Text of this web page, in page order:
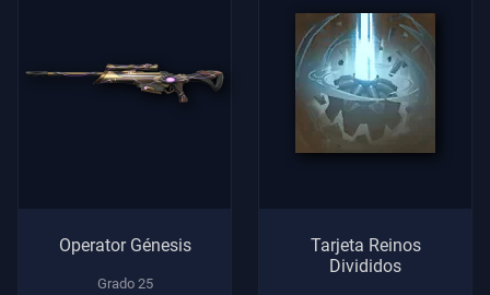
Operator Génesis
Grado 25
Tarjeta Reinos
Divididos